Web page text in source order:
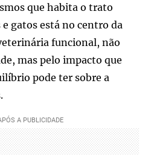
que habita o trato
gatos está no centro da
funcional, não
mas pelo impacto que
pode ter sobre a